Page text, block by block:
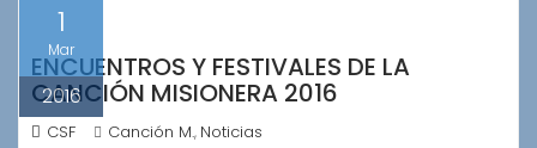
1
Mar
2016
ENCUENTROS Y FESTIVALES DE LA
CANCIÓN MISIONERA 2016
CSF Canción M., Noticias